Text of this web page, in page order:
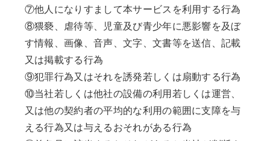
⑦他人になりすまして本サービスを利用する行為
⑧猥褻、虐待等、児童及び青少年に悪影響を及ぼ
す情報、画像、音声、文字、文書等を送信、記載
又は掲載する行為
⑨犯罪行為又はそれを誘発若しくは扇動する行為
⑩当社若しくは他社の設備の利用若しくは運営、
又は他の契約者の平均的な利用の範囲に支障を与
える行為又は与えるおそれがある行為